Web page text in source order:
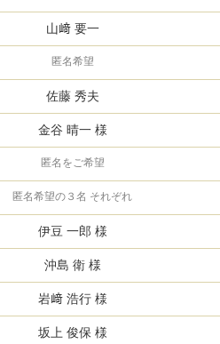
山﨑 要一
匿名希望
佐藤 秀夫
金谷 晴一 様
匿名をご希望
匿名希望の３名 それぞれ
伊豆 一郎 様
沖島 衛 様
岩﨑 浩行 様
坂上 俊保 様